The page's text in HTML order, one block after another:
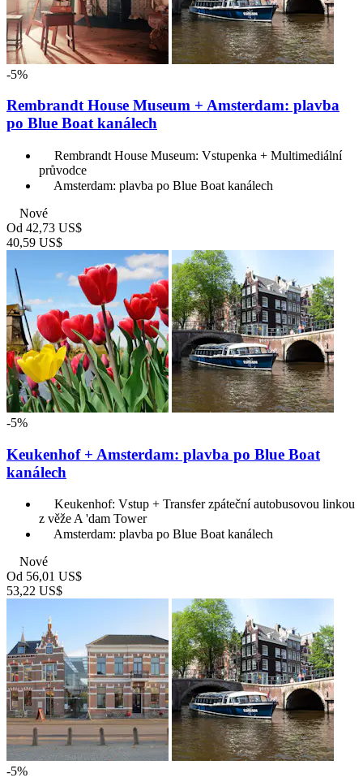
-5%
Rembrandt House Museum + Amsterdam: plavba
po Blue Boat kanálech
Rembrandt House Museum: Vstupenka + Multimediální
průvodce
Amsterdam: plavba po Blue Boat kanálech
Nové
Od 42,73 US$
40,59 US$
-5%
Keukenhof + Amsterdam: plavba po Blue Boat
kanálech
Keukenhof: Vstup + Transfer zpáteční autobusovou linkou
z věže A 'dam Tower
Amsterdam: plavba po Blue Boat kanálech
Nové
Od 56,01 US$
53,22 US$
-5%